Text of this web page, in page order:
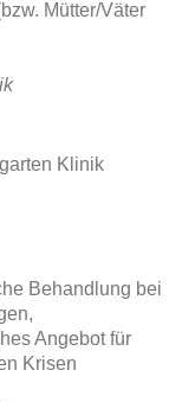
Mütter/Väter
Klinik
Behandlung bei
Angebot für
Krisen